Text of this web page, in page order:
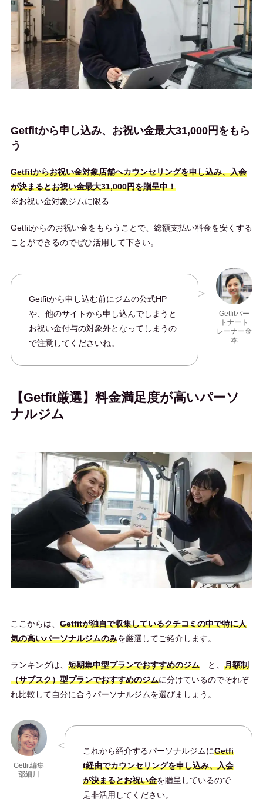
Getfitから申し込み、お祝い金最大31,000円をもら
う
Getfitからお祝い金対象店舗へカウンセリングを申し込み、入会
が決まるとお祝い金最大31,000円を贈呈中！
※お祝い金対象ジムに限る
Getfitからのお祝い金をもらうことで、総額支払い料金を安くする
ことができるのでぜひ活用して下さい。
Getfitパー
トナート
レーナー金
本
Getfitから申し込む前にジムの公式HP
や、他のサイトから申し込んでしまうと
お祝い金付与の対象外となってしまうの
で注意してくださいね。
【Getfit厳選】料金満足度が高いパーソ
ナルジム
ここからは、 Getfitが独自で収集しているクチコミの中で特に人
気の高いパーソナルジムのみを厳選してご紹介します。
ランキングは、 短期集中型プランでおすすめのジムと、 月額制
（サブスク）型プランでおすすめのジムに分けているのでそれぞ
れ比較して自分に合うパーソナルジムを選びましょう。
Getfit編集
部細川
これから紹介するパーソナルジムにGetfi
t経由でカウンセリングを申し込み、入会
が決まるとお祝い金を贈呈しているので
是非活用してください。